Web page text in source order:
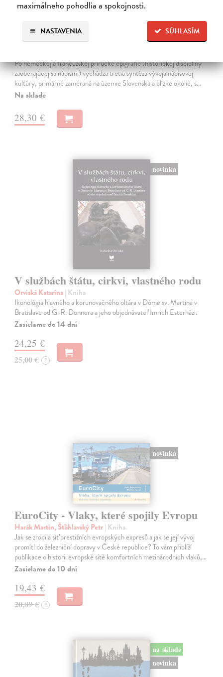
maximálneho pohodlia a spokojnosti.
SÚHLASÍM
NASTAVENIA
Historické nápisy a ich nosiče
Po nemeckej a francúzskej príručke epigrafie (historickej disciplíny
zaoberajúcej sa nápismi) vychádza tretia syntéza vývoja nápisovej
kultúry, primárne zameraná na územie Slovenska a blízke okolie, s…
Na sklade
28,30 €
novinka
V službách štátu, cirkvi, vlastného rodu
Orviská Katarína| Kniha
Ikonológia hlavného a korunovačného oltára v Dóme sv. Martina v
Bratislave od G. R. Donnera a jeho objednávateľ Imrich Esterházi.
Zasielame do 14 dní
24,25 €
25,00 € ?
novinka
EuroCity - Vlaky, které spojily Evropu
Harák Martin, Šťáhlavský Petr| Kniha
Jak se zrodila síť prestižních evropských expresů a jak se její vývoj
promítl do železniční dopravy v České republice? To vám přiblíží
publikace o historii evropské sítě komfortních mezinárodních vlaků,…
Zasielame do 10 dní
19,43 €
20,89 € ?
na sklade
novinka